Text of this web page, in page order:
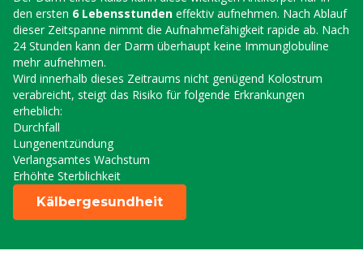
den ersten 6 Lebensstunden effektiv aufnehmen. Nach Ablauf
dieser Zeitspanne nimmt die Aufnahmefähigkeit rapide ab. Nach
24 Stunden kann der Darm überhaupt keine Immunglobuline
mehr aufnehmen.
Wird innerhalb dieses Zeitraums nicht genügend Kolostrum
verabreicht, steigt das Risiko für folgende Erkrankungen
erheblich:
Durchfall
Lungenentzündung
Verlangsamtes Wachstum
Erhöhte Sterblichkeit
Kälbergesundheit